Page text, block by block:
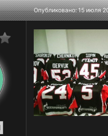
Опубликовано:15 июля